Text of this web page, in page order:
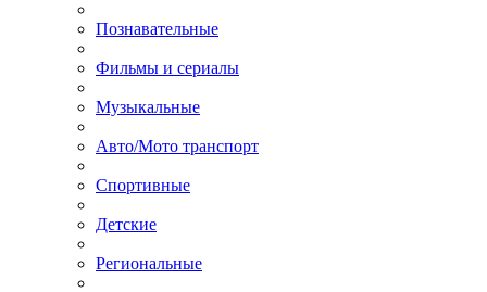
Познавательные
Фильмы и сериалы
Музыкальные
Авто/Мото транспорт
Спортивные
Детские
Региональные